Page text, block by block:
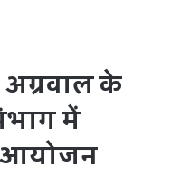
अग्रवाल के
में
आयोजन